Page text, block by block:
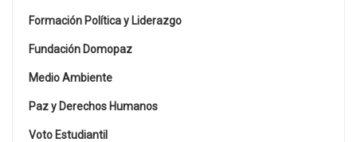
Formación Política y Liderazgo
Fundación Domopaz
Medio Ambiente
Paz y Derechos Humanos
Voto Estudiantil